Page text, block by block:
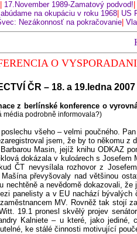
17.November 1989-Zamatový podvod!
na okupáciu v roku 1968 US
Nezákonnosť na pokračovanie
O
ČR – 18. a 19.ledna 2007
z berlínské konference o
média podrobně informovala?)
všeho – velmi poučného.
jsem, že by to někomu
Masin, jejíž knihu ODKAZ
dokázala v kuloárech s
ČT nevysílala rozhovor z
převyšovaly nad většinou
nechtěně a nevědomě dokazovali,
panelisty a v EU nachází
MV. Rovněž tak stojí
19.1 pronesl skvělý projev
Kalniete – u které, jako
ke stálé činnosti motivující